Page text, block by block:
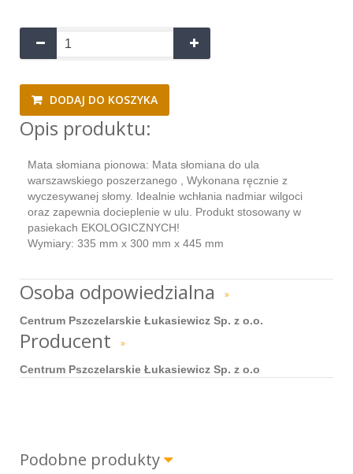
DODAJ DO KOSZYKA
Opis produktu:
Mata słomiana pionowa: Mata słomiana do ula
warszawskiego poszerzanego , Wykonana ręcznie z
wyczesywanej słomy. Idealnie wchłania nadmiar wilgoci
oraz zapewnia docieplenie w ulu. Produkt stosowany w
pasiekach EKOLOGICZNYCH!
Wymiary: 335 mm x 300 mm x 445 mm
Osoba odpowiedzialna »
Centrum Pszczelarskie Łukasiewicz Sp. z o.o.
Producent »
Centrum Pszczelarskie Łukasiewicz Sp. z o.o
Podobne produkty